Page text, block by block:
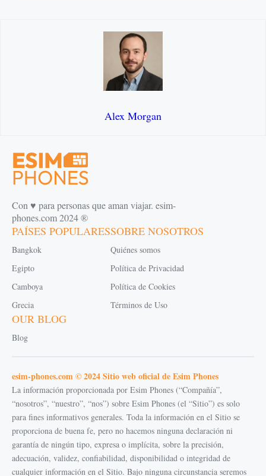
Alex Morgan
Con ♥️ para personas que aman viajar. esim-
phones.com 2024 ®
PAÍSES POPULARES
Bangkok
Egipto
Camboya
Grecia
SOBRE NOSOTROS
Quiénes somos
Política de Privacidad
Política de Cookies
Términos de Uso
OUR BLOG
Blog
esim-phones.com © 2024 Sitio web oficial de Esim Phones
La información proporcionada por Esim Phones (“Compañía”,
“nosotros”, “nuestro”, “nos”) sobre Esim Phones (el “Sitio”) es solo
para fines informativos generales. Toda la información en el Sitio se
proporciona de buena fe, pero no hacemos ninguna declaración ni
garantía de ningún tipo, expresa o implícita, sobre la precisión,
adecuación, validez, confiabilidad, disponibilidad o integridad de
cualquier información en el Sitio. Bajo ninguna circunstancia seremos